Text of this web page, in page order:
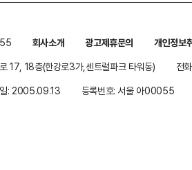
회사소개 광고제휴문의
개인정보
17, 18층(한강로3가,센트럴파크 타워동)
전
: 2005.09.13 등록번호: 서울 아00055